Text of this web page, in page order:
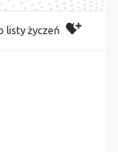
listy życzeń